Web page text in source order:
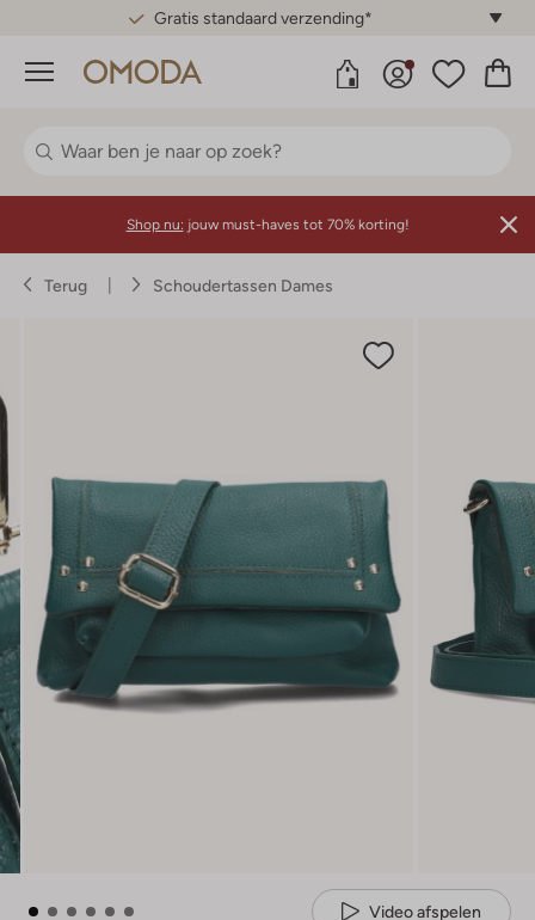
Gratis standaard verzending*
Menu
Shop nu: jouw must-haves tot 70% korting!
Terug Schoudertassen Dames
Video afspelen